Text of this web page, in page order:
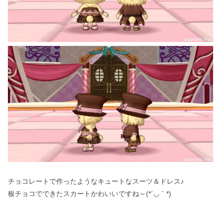
チョコレートで作ったようなキュートなスーツ＆ドレス♪
板チョコでできたスカートかわいいですね～(*´◡｀*)